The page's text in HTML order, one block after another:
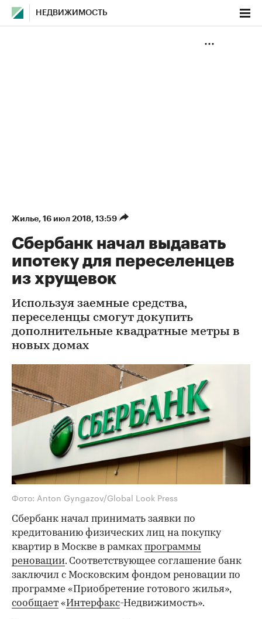
НЕДВИЖИМОСТЬ
Жилье⁠, 16 июл 2018, 13:59
Сбербанк начал выдавать
ипотеку для переселенцев
из хрущевок
Используя заемные средства,
переселенцы смогут докупить
дополнительные квадратные метры в
новых домах
Фото: Anton Gyngazov/Global Look Press
Сбербанк начал принимать заявки по
кредитованию физических лиц на покупку
квартир в Москве в рамках программы
реновации. Соответствующее соглашение банк
заключил с Московским фондом реновации по
программе «Приобретение готового жилья»,
сообщает «Интерфакс-Недвижимость».